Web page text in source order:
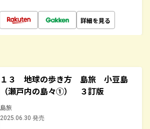
詳細を見る
１３ 地球の歩き方 島旅 小豆島
（瀬戸内の島々①） ３訂版
島旅
2025.06.30 発売